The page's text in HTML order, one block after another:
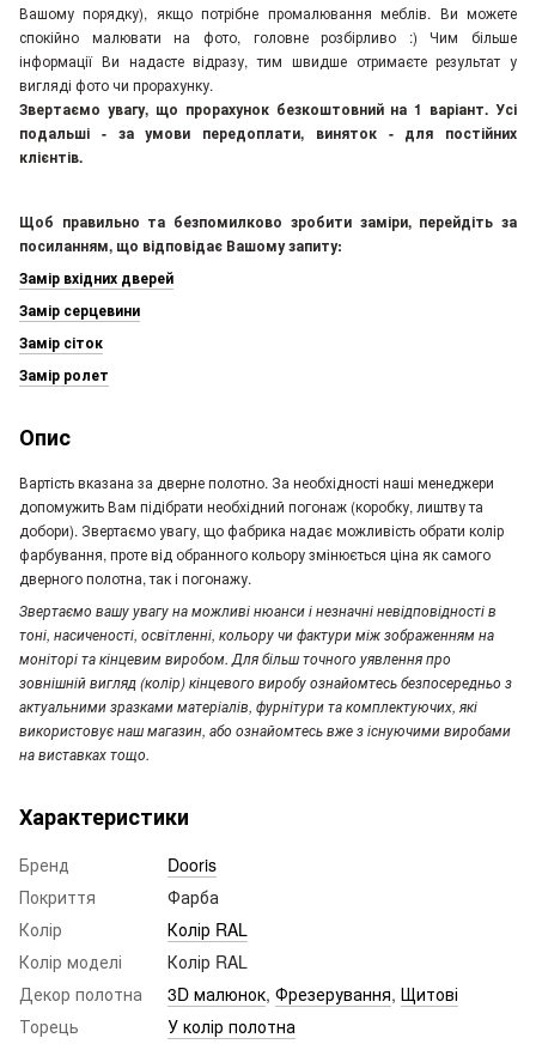
Вашому порядку), якщо потрібне промалювання меблів. Ви можете
спокійно малювати на фото, головне розбірливо :) Чим більше
інформації Ви надасте відразу, тим швидше отримаєте результат у
вигляді фото чи прорахунку.
Звертаємо увагу, що прорахунок безкоштовний на 1 варіант. Усі
подальші - за умови передоплати, виняток - для постійних
клієнтів.
Щоб правильно та безпомилково зробити заміри, перейдіть за
посиланням, що відповідає Вашому запиту:
Замір вхідних дверей
Замір серцевини
Замір сіток
Замір ролет
Опис
Вартість вказана за дверне полотно. За необхідності наші менеджери
допомужить Вам підібрати необхідний погонаж (коробку, лиштву та
добори). Звертаємо увагу, що фабрика надає можливість обрати колір
фарбування, проте від обранного кольору змінюється ціна як самого
дверного полотна, так і погонажу.
Звертаємо вашу увагуна можливі нюанси і незначні невідповідності в
тоні, насиченості, освітленні, кольору чи фактури між зображенням на
моніторі та кінцевим виробом. Для більш точного уявлення про
зовнішній вигляд (колір) кінцевого виробу ознайомтесь безпосередньо з
актуальними зразками матеріалів, фурнітури та комплектуючих, які
використовує наш магазин, або ознайомтесь вже з існуючими виробами
на виставках тощо.
Характеристики
Бренд
Dooris
Покриття
Фарба
Колір
Колір RAL
Колір моделі
Колір RAL
Декор полотна
3D малюнок, Фрезерування, Щитові
Торець
У колір полотна